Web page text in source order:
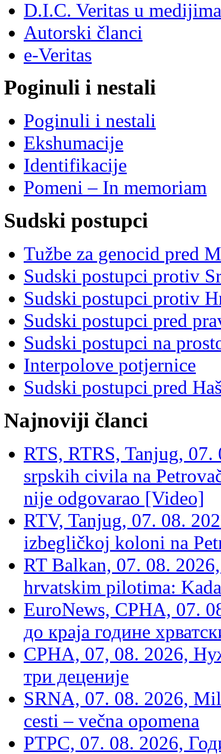
D.I.C. Veritas u medijima
Autorski članci
e-Veritas
Poginuli i nestali
Poginuli i nestali
Ekshumacije
Identifikacije
Pomeni – In memoriam
Sudski postupci
Tužbe za genocid pred
Sudski postupci protiv
Sudski postupci protiv
Sudski postupci pred
Sudski postupci na
Interpolove potjernice
Sudski postupci pred
Najnoviji članci
RTS, RTRS, Tanjug,
srpskih civila na
nije odgovarao [Video]
RTV, Tanjug, 07. 08.
izbegličkoj koloni na
RT Balkan, 07. 08.
hrvatskim pilotima:
EuroNews, СРНА, 07.
до краја године
СРНА, 07, 08. 2026,
три деценије
SRNA, 07. 08. 2026,
cesti – večna opomena
РТРС, 07. 08. 2026,